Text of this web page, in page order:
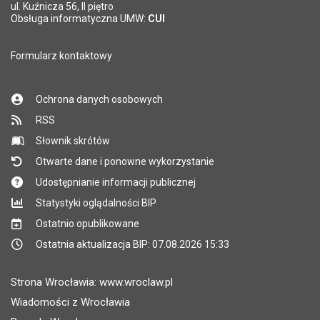
*
Pole wymagane
ul. Kuźnicza 56, II piętro
Obsługa informatyczna UMW: CUI
Formularz kontaktowy
Ochrona danych osobowych
RSS
Słownik skrótów
Otwarte dane i ponowne wykorzystanie
Udostępnianie informacji publicznej
Statystyki oglądalności BIP
Ostatnio opublikowane
Ostatnia aktualizacja BIP: 07.08.2026 15:33
Strona Wrocławia: www.wroclaw.pl
Wiadomości z Wrocławia